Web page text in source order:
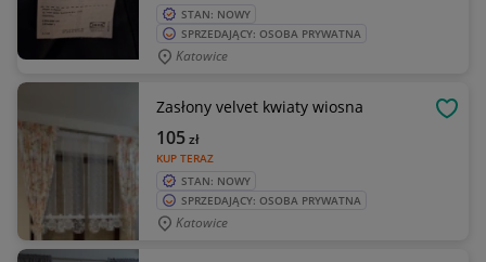
STAN: NOWY
SPRZEDAJĄCY: OSOBA PRYWATNA
Katowice
Zasłony velvet kwiaty wiosna
KUP TERAZ
105zł
STAN: NOWY
SPRZEDAJĄCY: OSOBA PRYWATNA
Katowice